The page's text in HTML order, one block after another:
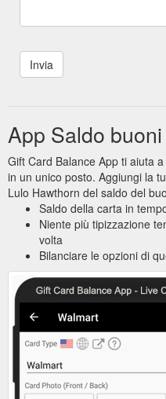
App Saldo
Gift Card Balance App ti aiuta
in un unico posto. Aggiungi la
Lulo Hawthorn del saldo del
Saldo della carta in
Niente più tipizzazione
volta
Bilanciare le opzioni di